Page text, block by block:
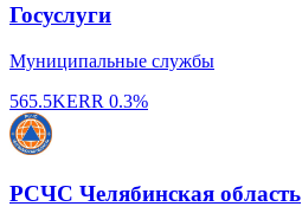
Госуслуги
Муниципальные службы
565.5KERR 0.3%
РСЧС Челябинская область